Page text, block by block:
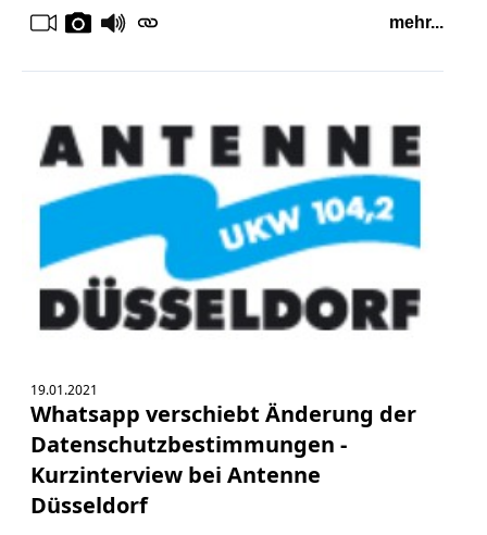
mehr...
19.01.2021
Whatsapp verschiebt Änderung der
Datenschutzbestimmungen -
Kurzinterview bei Antenne
Düsseldorf